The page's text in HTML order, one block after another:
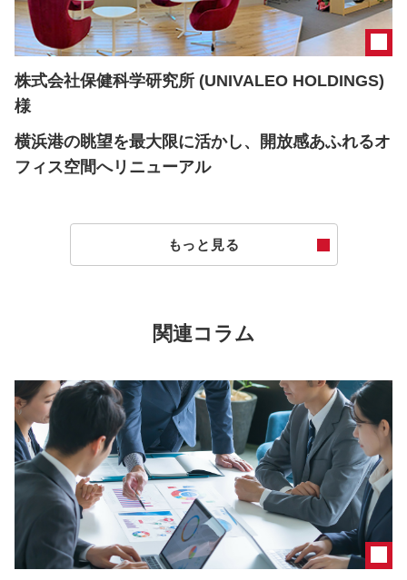
株式会社保健科学研究所 (UNIVALEO HOLDINGS)
様
横浜港の眺望を最大限に活かし、開放感あふれるオ
フィス空間へリニューアル
もっと見る
関連コラム